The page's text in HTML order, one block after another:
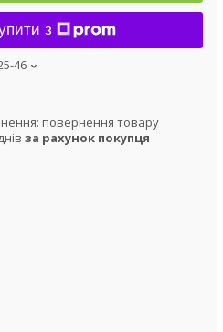
з
46
повернення товару
за рахунок покупця